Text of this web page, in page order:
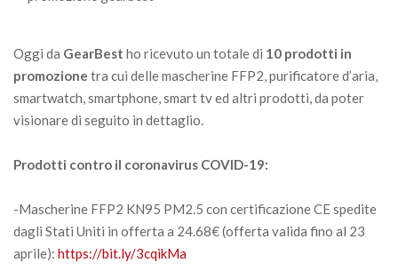
Oggi da GearBest ho ricevuto un totale di 10 prodotti in
promozione tra cui delle mascherine FFP2, purificatore d’aria,
smartwatch, smartphone, smart tv ed altri prodotti, da poter
visionare di seguito in dettaglio.
Prodotti contro il coronavirus COVID-19:
-Mascherine FFP2 KN95 PM2.5 con certificazione CE spedite
dagli Stati Uniti in offerta a 24.68€ (offerta valida fino al 23
aprile): https://bit.ly/3cqikMa